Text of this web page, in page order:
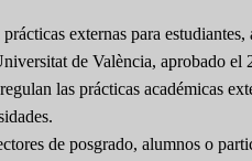
externas para
de València, aprobado
las prácticas académicas
de posgrado, alumnos o